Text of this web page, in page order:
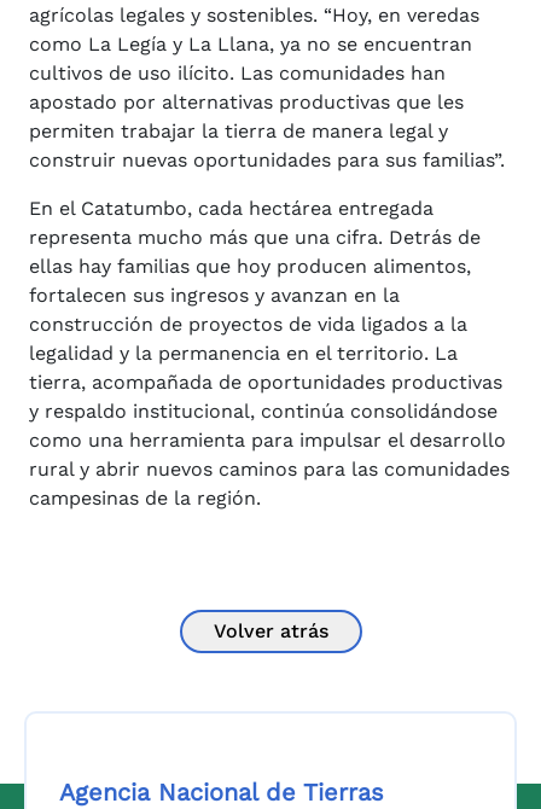
agrícolas legales y sostenibles. “Hoy, en veredas
como La Legía y La Llana, ya no se encuentran
cultivos de uso ilícito. Las comunidades han
apostado por alternativas productivas que les
permiten trabajar la tierra de manera legal y
construir nuevas oportunidades para sus familias”.
En el Catatumbo, cada hectárea entregada
representa mucho más que una cifra. Detrás de
ellas hay familias que hoy producen alimentos,
fortalecen sus ingresos y avanzan en la
construcción de proyectos de vida ligados a la
legalidad y la permanencia en el territorio. La
tierra, acompañada de oportunidades productivas
y respaldo institucional, continúa consolidándose
como una herramienta para impulsar el desarrollo
rural y abrir nuevos caminos para las comunidades
campesinas de la región.
Volver atrás
Agencia Nacional de Tierras